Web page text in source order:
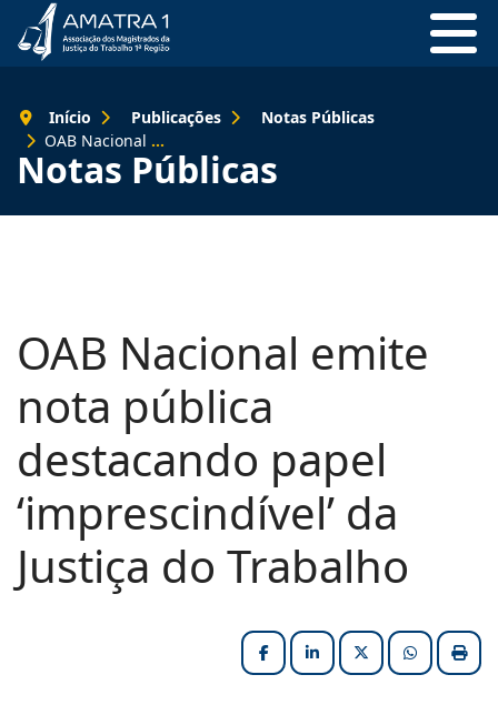
Notas Públicas
Início Publicações
Notas Públicas
OAB Nacional emite nota pública destacando papel ‘imprescindível’ da Justiça do Trabalho
OAB Nacional emite
nota pública
destacando papel
‘imprescindível’ da
Justiça do Trabalho
FacebookLinkedInX (formerly